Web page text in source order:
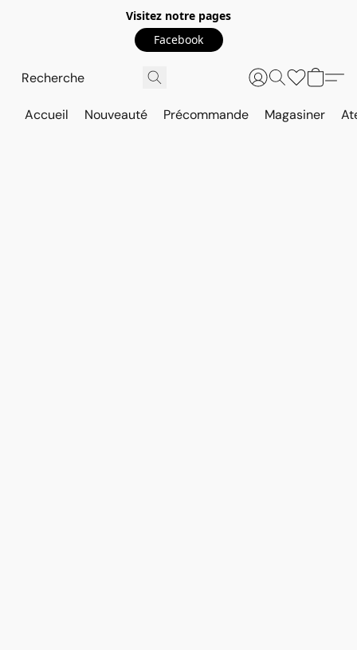
Visitez notre pages
Facebook
Accueil Nouveauté Précommande Magasiner